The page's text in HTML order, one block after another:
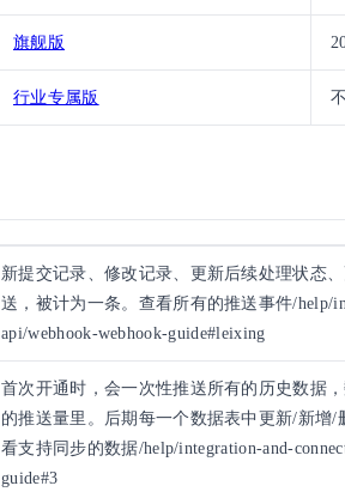
旗舰版
行业专属版
新提交记录、修改记录、更新后续处理状态
送，被计为一条。查看所有的推送事件/help/
api/webhook-webhook-guide#leixing
首次开通时，会一次性推送所有的历史数据
的推送量里。后期每一个数据表中更新/新增
看支持同步的数据/help/integration-and-
guide#3